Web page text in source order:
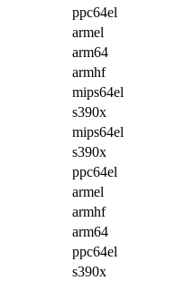
ppc64el
armel
arm64
armhf
mips64el
s390x
mips64el
s390x
ppc64el
armel
armhf
arm64
ppc64el
s390x